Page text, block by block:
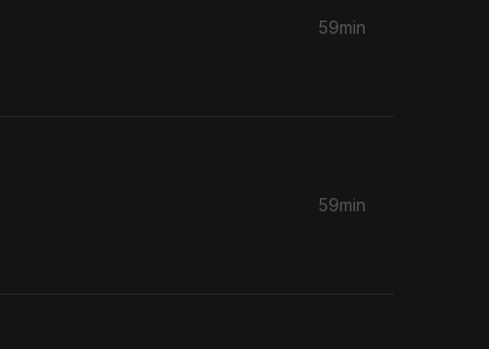
59min
59min